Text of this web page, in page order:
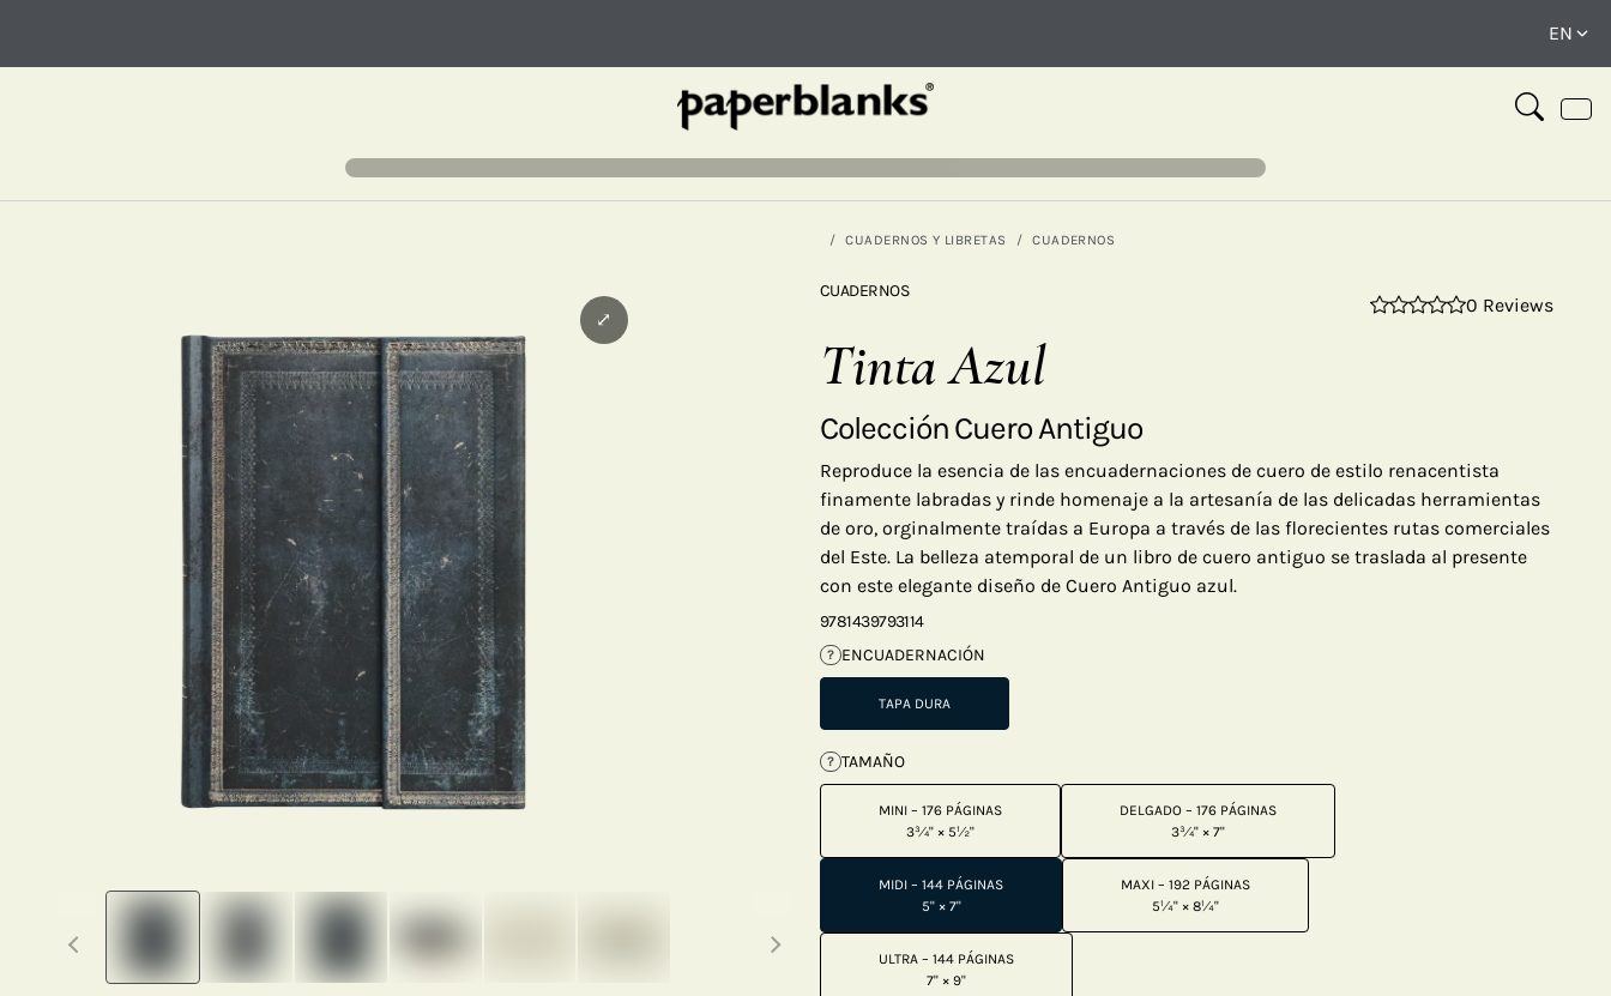
CUADERNOS Y LIBRETAS CUADERNOS
Previous thumbnails
⤢
CUADERNOS
0 Reviews
Tinta Azul
Colección Cuero Antiguo
Reproduce la esencia de las encuadernaciones de cuero de estilo renacentista
finamente labradas y rinde homenaje a la artesanía de las delicadas herramientas
de oro, orginalmente traídas a Europa a través de las florecientes rutas comerciales
del Este. La belleza atemporal de un libro de cuero antiguo se traslada al presente
con este elegante diseño de Cuero Antiguo azul.
9781439793114
? ENCUADERNACIÓN
TAPA DURA
? TAMAÑO
MINI – 176 PÁGINAS
3¾" × 5½"
DELGADO – 176 PÁGINAS
3¾" × 7"
MIDI – 144 PÁGINAS
5" × 7"
MAXI – 192 PÁGINAS
5¼" × 8¼"
ULTRA – 144 PÁGINAS
7" × 9"